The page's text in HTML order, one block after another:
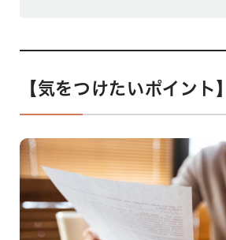
【気をつけたいポイント】